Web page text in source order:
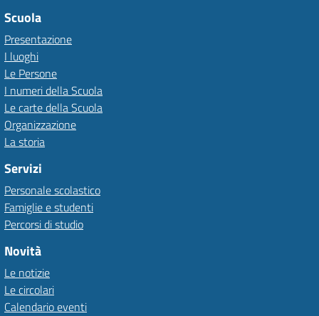
Scuola
Presentazione
I luoghi
Le Persone
I numeri della Scuola
Le carte della Scuola
Organizzazione
La storia
Servizi
Personale scolastico
Famiglie e studenti
Percorsi di studio
Novità
Le notizie
Le circolari
Calendario eventi